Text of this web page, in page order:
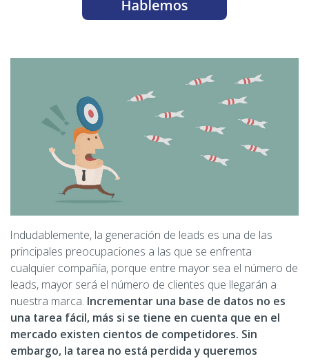
Indudablemente, la generación de leads es una de las
principales preocupaciones a las que se enfrenta
cualquier compañía, porque entre mayor sea el número de
leads, mayor será el número de clientes que llegarán a
nuestra marca. Incrementar una base de datos no es
una tarea fácil, más si se tiene en cuenta que en el
mercado existen cientos de competidores. Sin
embargo, la tarea no está perdida y queremos